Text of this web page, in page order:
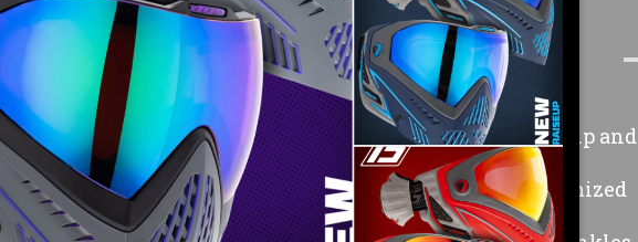
Omschrijving
HK Army grip tape
Great For Wrapping Your Tank Bottle For Added Grip and
Protection
Wrap Your Gun Regulator or Grip Frame For Maximized
Grip